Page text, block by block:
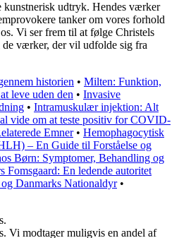
kunstnerisk udtryk. Hendes værker
tanker om vores forhold
Vi ser frem til at følge Christels
de værker, der vil udfolde sig fra
historien • Milten: Funktion,
leve uden den • Invasive
• Intramuskulær injektion: Alt
vide om at teste positiv for COVID-
Emner• Hemophagocytisk
– En Guide til Forståelse og
Børn: Symptomer, Behandling og
Fomsgaard: En ledende autoritet
Danmarks Nationaldyr•
Vi modtager muligvis en andel af